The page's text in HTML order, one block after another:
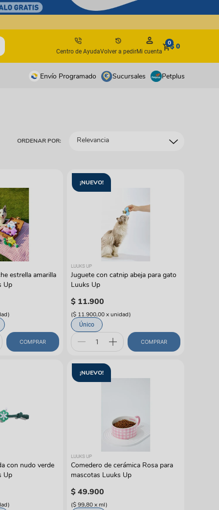
Centro de AyudaVolver a pedirMi cuenta
0$ 0
y suplementos
y suplementos
Envío Programado Sucursales Petplus
ORDENAR POR: Relevancia
estrella amarilla
Up
)
COMPRAR
¡NUEVO!
LUUKS UP
Juguete con catnip abeja para gato
Luuks Up
$ 11.900
($ 11.900,00xunidad)
Único
COMPRAR
con nudo verde
Up
)
¡NUEVO!
LUUKS UP
Comedero de cerámica Rosa para
mascotas Luuks Up
$49.900
($ 99,80x ml)